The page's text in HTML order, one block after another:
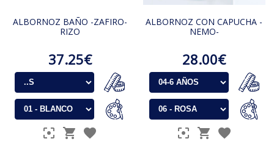
ALBORNOZ BAÑO -ZAFIRO-
RIZO
37.25€
ALBORNOZ CON CAPUCHA -
NEMO-
28.00€